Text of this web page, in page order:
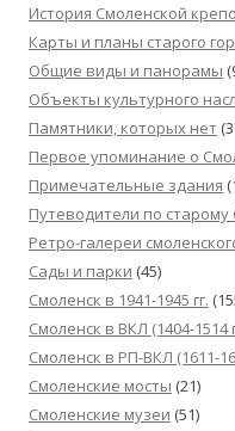
История Смоленской
Карты и планы старого
Общие виды и панорамы
Объекты культурного
Памятники, которых нет
Первое упоминание о
Примечательные здания
Путеводители по старому
Ретро-галереи
Сады и парки (45)
Смоленск в 1941-1945 гг.
Смоленск в ВКЛ (1404-1514
Смоленск в РП-ВКЛ (1611-
Смоленские мосты (21)
Смоленские музеи (51)